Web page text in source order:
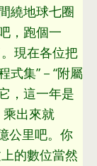
繞地球七圈
， 跑個一
。 現在各位把
式集”－“附屬
， 這一年是
乘出來就
公里吧。 你
的數位當然